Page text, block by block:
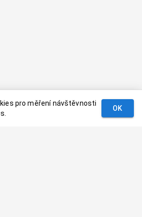
pro měření návštěvnosti
OK